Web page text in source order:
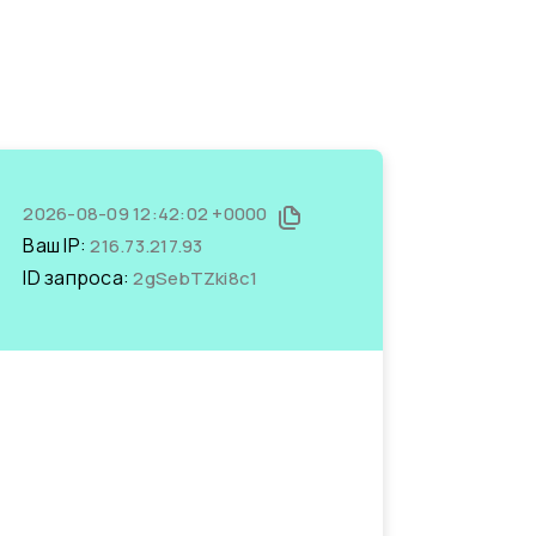
2026-08-09 12:42:02 +0000
Ваш IP:216.73.217.93
ID запроса:2gSebTZki8c1